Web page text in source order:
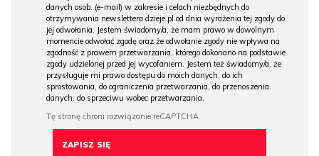
danych osob. (e-mail) w zakresie i celach niezbędnych do
otrzymywania newslettera dzieje.pl od dnia wyrażenia tej zgody do
jej odwołania. Jestem świadomy/a, że mam prawo w dowolnym
momencie odwołać zgodę oraz że odwołanie zgody nie wpływa na
zgodność z prawem przetwarzania, którego dokonano na podstawie
zgody udzielonej przed jej wycofaniem. Jestem też świadomy/a, że
przysługuje mi prawo dostępu do moich danych, do ich
sprostowania, do ograniczenia przetwarzania, do przenoszenia
danych, do sprzeciwu wobec przetwarzania.